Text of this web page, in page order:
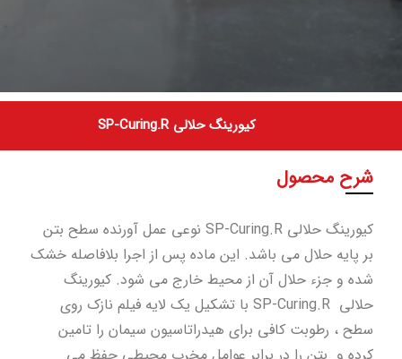
کیورینگ حلالی SP-Curing.R
شرح محصول
کیورینگ حلالی SP-Curing.R نوعی عمل آورنده سطح بتن
بر پایه حلال می باشد. این ماده پس از اجرا بلافاصله خشک
شده و جزء حلال آن از محیط خارج می شود. کیورینگ
حلالی SP-Curing.R با تشکیل یک لایه فیلم نازک روی
سطح ، رطوبت کافی برای هیدراتاسیون سیمان را تامین